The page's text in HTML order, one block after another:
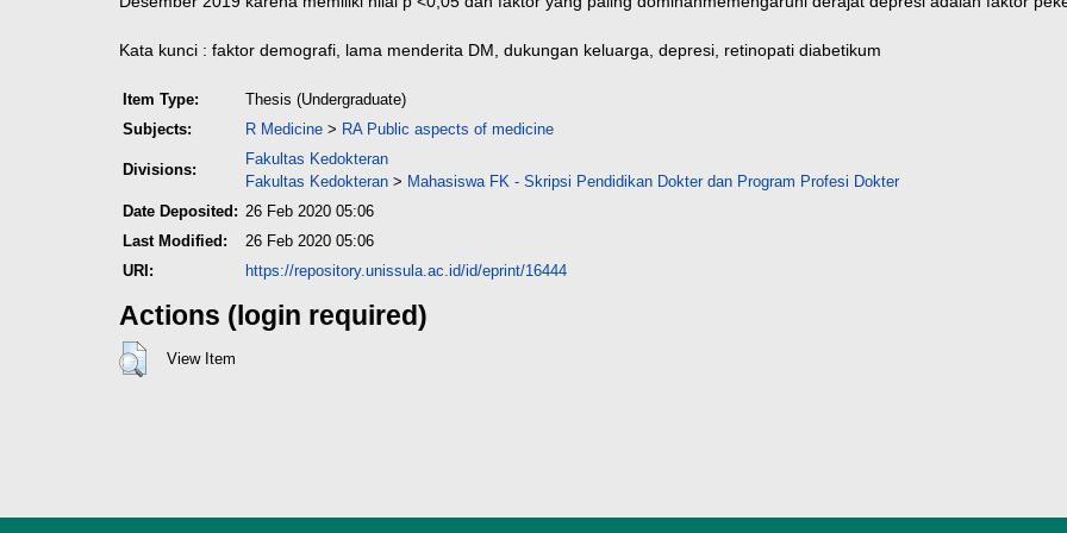
Kata kunci : faktor demografi, lama menderita DM, dukungan keluarga, depresi, retinopati diabetikum
Item Type:
Thesis (Undergraduate)
Subjects:
R Medicine > RA Public aspects of medicine
Divisions:
Fakultas Kedokteran
Fakultas Kedokteran > Mahasiswa FK - Skripsi Pendidikan Dokter dan Program Profesi Dokter
Date Deposited: 26 Feb 2020 05:06
Last Modified:
26 Feb 2020 05:06
URI:
https://repository.unissula.ac.id/id/eprint/16444
Actions (login required)
View Item